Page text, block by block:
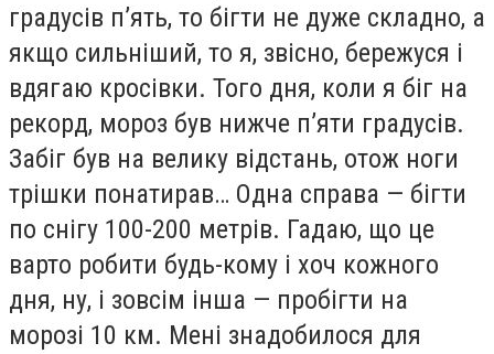
градусів п’ять, то бігти не дуже складно, а
якщо сильніший, то я, звісно, бережуся і
вдягаю кросівки. Того дня, коли я біг на
рекорд, мороз був нижче п’яти градусів.
Забіг був на велику відстань, отож ноги
трішки понатирав… Одна справа — бігти
по снігу 100-200 метрів. Гадаю, що це
варто робити будь-кому і хоч кожного
дня, ну, і зовсім інша — пробігти на
морозі 10 км. Мені знадобилося для